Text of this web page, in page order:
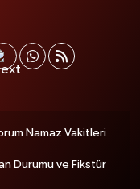
Namaz Vakitleri
Durumu ve Fikstür